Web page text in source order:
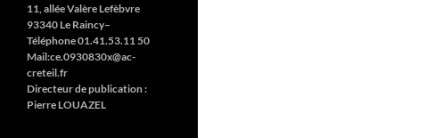
11, allée Valère Lefèbvre
93340 Le Raincy–
Téléphone 01.41.53.11 50
Mail:ce.0930830x@ac-
creteil.fr
Directeur de publication :
Pierre LOUAZEL